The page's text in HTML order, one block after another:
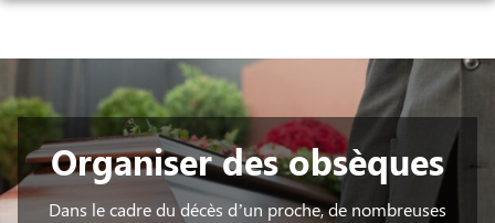
Aller
contenu
ORGANISER DES OBSÈQUES
PRÉVOIR SES OBSÈQUES
MONUMENTS FUNÉRAIRES
FLEURS
ARTICLES FUNÉRAIRES
NOTRE AGENCE
NOTRE CHAMBRE FUNERAIRE
LISTE DE DÉCÈS
Organiser des obsèques
Dans le cadre du décès d’un proche, de nombreuses